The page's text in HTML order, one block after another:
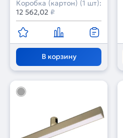
Коробка (картон) (1 шт):
12 562,02 ₽
В корзину